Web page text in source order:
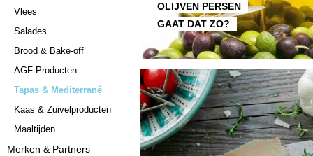
Vlees
Salades
Brood & Bake-off
AGF-Producten
Tapas & Mediterrané
Kaas & Zuivelproducten
Maaltijden
Merken & Partners
OLIJVEN PERSEN
GAAT DAT ZO?